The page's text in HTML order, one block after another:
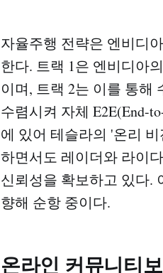
자율주행 전략은 엔비디
한다. 트랙 1은 엔비디아
이며, 트랙 2는 이를 통해
수렴시켜 자체 E2E(End-
에 있어 테슬라의 '온리
하면서도 레이더와 라이
신뢰성을 확보하고 있다.
향해 순항 중이다.
온라인 커뮤니티